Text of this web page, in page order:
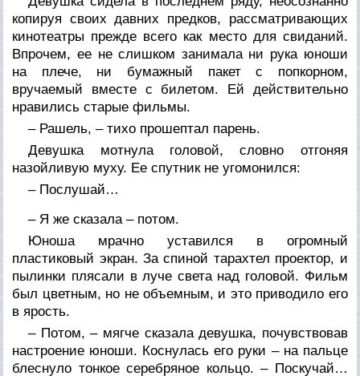
копируя своих давних предков, рассматривающих
кинотеатры прежде всего как место для свиданий.
Впрочем, ее не слишком занимала ни рука юноши
на плече, ни бумажный пакет с попкорном,
вручаемый вместе с билетом. Ей действительно
нравились старые фильмы.
– Рашель, – тихо прошептал парень.
Девушка мотнула головой, словно отгоняя
назойливую муху. Ее спутник не угомонился:
– Послушай…
– Я же сказала – потом.
Юноша мрачно уставился в огромный
пластиковый экран. За спиной тарахтел проектор, и
пылинки плясали в луче света над головой. Фильм
был цветным, но не объемным, и это приводило его
в ярость.
– Потом, – мягче сказала девушка, почувствовав
настроение юноши. Коснулась его руки – на пальце
блеснуло тонкое серебряное кольцо. – Поскучай…